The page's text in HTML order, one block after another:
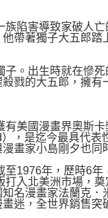
族陷害導致家破人
帶著獨子大五郎踏
子。出生時就在慘
戮的大五郎，擁有
美國漫畫界奧斯卡
，是迄今最具代表
畫家小島剛夕也同
1976年，歷時6年
打入北美洲市場，
名漫畫家法蘭克．
迷，全世界銷售突